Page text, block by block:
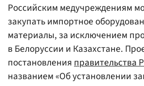
Российским медучреждениям
закупать импортное
материалы, за исключением
в Белоруссии и Казахстане.
постановления правительства
названием «Об установлении